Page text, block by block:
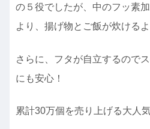
の５役でしたが、中のフッ素
より、揚げ物とご飯が炊ける
さらに、フタが自立するので
にも安心！
累計30万個を売り上げる大人